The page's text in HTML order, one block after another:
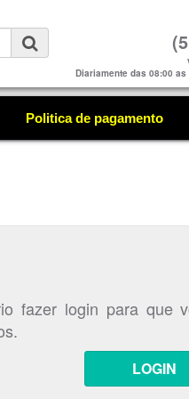
Diariamente das 08:00
Politica de pagamento
fazer login para que
LOGIN